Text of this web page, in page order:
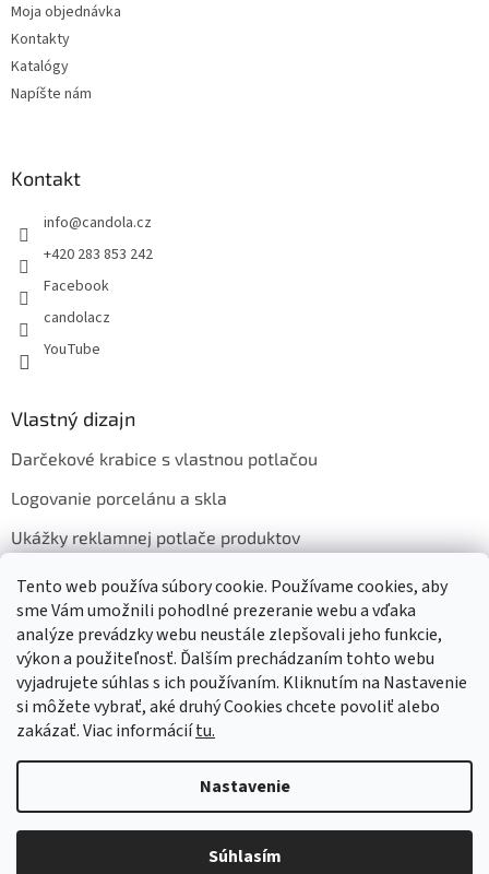
Tento web používa súbory cookie. Používame cookies, aby
sme Vám umožnili pohodlné prezeranie webu a vďaka
analýze prevádzky webu neustále zlepšovali jeho funkcie,
výkon a použiteľnosť. Ďalším prechádzaním tohto webu
vyjadrujete súhlas s ich používaním. Kliknutím na Nastavenie
si môžete vybrať, aké druhý Cookies chcete povoliť alebo
zakázať. Viac informáciítu.
Nastavenie
Súhlasím
Moja objednávka
Kontakty
Katalógy
Napíšte nám
Kontakt
info@candola.cz
+420 283 853 242
Facebook
candolacz
YouTube
Vlastný dizajn
Darčekové krabice s vlastnou potlačou
Logovanie porcelánu a skla
Ukážky reklamnej potlače produktov
Prijímame online platby
Copyright 2026GASTRO HOLDING CANDOLA, s. r. o.. Všetky práva
Upraviť nastavenie cookies